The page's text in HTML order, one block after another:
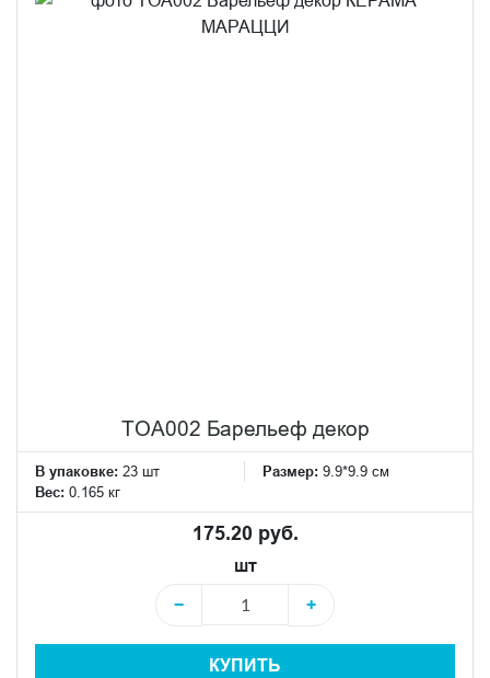
TOA002 Барельеф декор
В упаковке: 23 шт Размер: 9.9*9.9 см
Вес: 0.165 кг
175.20 руб.
шт
−
+
КУПИТЬ